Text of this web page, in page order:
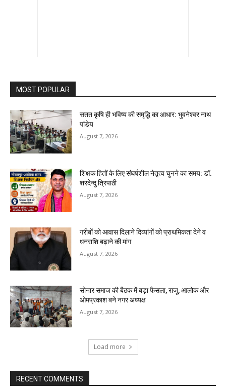
MOST POPULAR
सतत कृषि ही भविष्य की समृद्धि का आधार: भुवनेश्वर नाथ
पांडेय
August 7, 2026
शिक्षक हितों के लिए संघर्षशील नेतृत्व चुनने का समय: डॉ.
शरदेन्दु त्रिपाठी
August 7, 2026
गरीबों को आवास दिलाने दिव्यांगों को प्राथमिकता देने व
धनराशि बढ़ाने की मांग
August 7, 2026
सोनार समाज की बैठक में बड़ा फैसला, राजू, आलोक और
ओमप्रकाश बने नगर अध्यक्ष
August 7, 2026
Load more
RECENT COMMENTS